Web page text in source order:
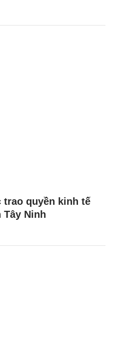
trao quyền kinh tế
Ninh